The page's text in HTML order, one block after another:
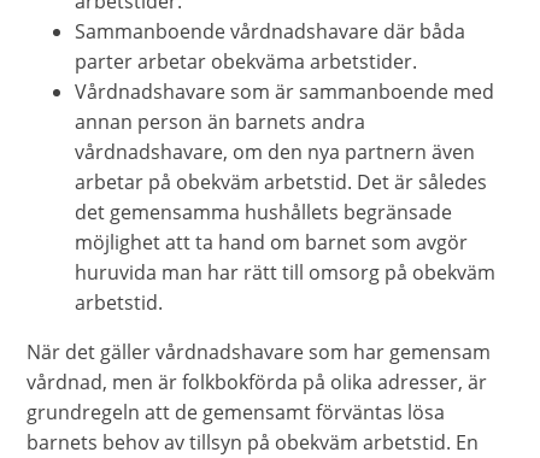
Sammanboende vårdnadshavare där båda
parter arbetar obekväma arbetstider.
Vårdnadshavare som är sammanboende med
annan person än barnets andra
vårdnadshavare, om den nya partnern även
arbetar på obekväm arbetstid. Det är således
det gemensamma hushållets begränsade
möjlighet att ta hand om barnet som avgör
huruvida man har rätt till omsorg på obekväm
arbetstid.
När det gäller vårdnadshavare som har gemensam
vårdnad, men är folkbokförda på olika adresser, är
grundregeln att de gemensamt förväntas lösa
barnets behov av tillsyn på obekväm arbetstid. En